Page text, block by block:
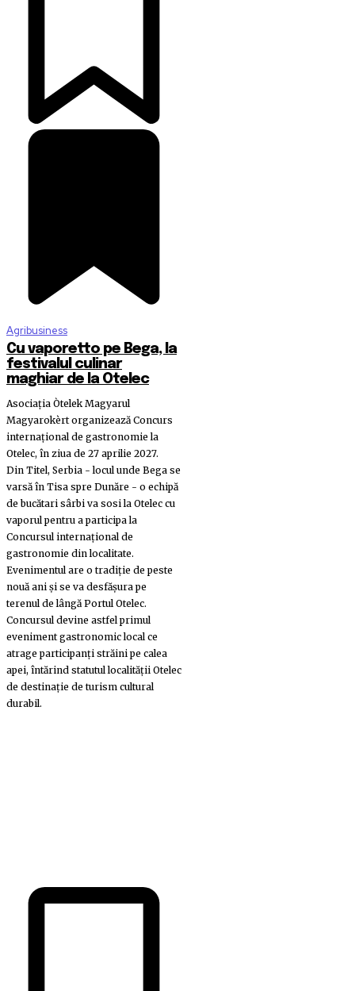
Agribusiness
Cu vaporetto pe Bega, la
festivalul culinar
maghiar de la Otelec
Asociația Òtelek Magyarul
Magyarokèrt organizează Concurs
internațional de gastronomie la
Otelec, în ziua de 27 aprilie 2027.
Din Titel, Serbia - locul unde Bega se
varsă în Tisa spre Dunăre - o echipă
de bucătari sârbi va sosi la Otelec cu
vaporul pentru a participa la
Concursul internațional de
gastronomie din localitate.
Evenimentul are o tradiție de peste
nouă ani și se va desfășura pe
terenul de lângă Portul Otelec.
Concursul devine astfel primul
eveniment gastronomic local ce
atrage participanți străini pe calea
apei, întărind statutul localității Otelec
de destinație de turism cultural
durabil.